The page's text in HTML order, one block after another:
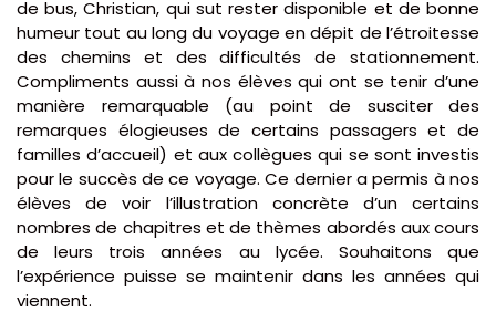
de bus, Christian, qui sut rester disponible et de bonne
humeur tout au long du voyage en dépit de l’étroitesse
des chemins et des difficultés de stationnement.
Compliments aussi à nos élèves qui ont se tenir d’une
manière remarquable (au point de susciter des
remarques élogieuses de certains passagers et de
familles d’accueil) et aux collègues qui se sont investis
pour le succès de ce voyage. Ce dernier a permis à nos
élèves de voir l’illustration concrète d’un certains
nombres de chapitres et de thèmes abordés aux cours
de leurs trois années au lycée. Souhaitons que
l’expérience puisse se maintenir dans les années qui
viennent.